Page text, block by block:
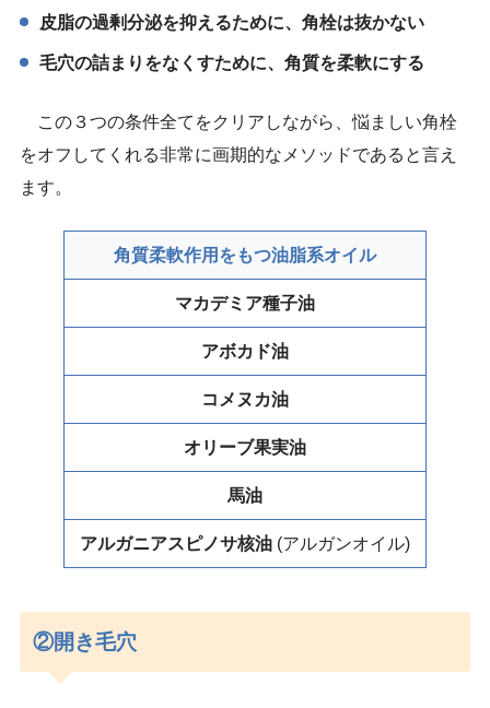
皮脂の過剰分泌を抑えるために、角栓は抜かない
毛穴の詰まりをなくすために、角質を柔軟にする
この３つの条件全てをクリアしながら、悩ましい角栓
をオフしてくれる非常に画期的なメソッドであると言え
ます。
角質柔軟作用をもつ油脂系オイル
マカデミア種子油
アボカド油
コメヌカ油
オリーブ果実油
馬油
アルガニアスピノサ核油(アルガンオイル)
②開き毛穴